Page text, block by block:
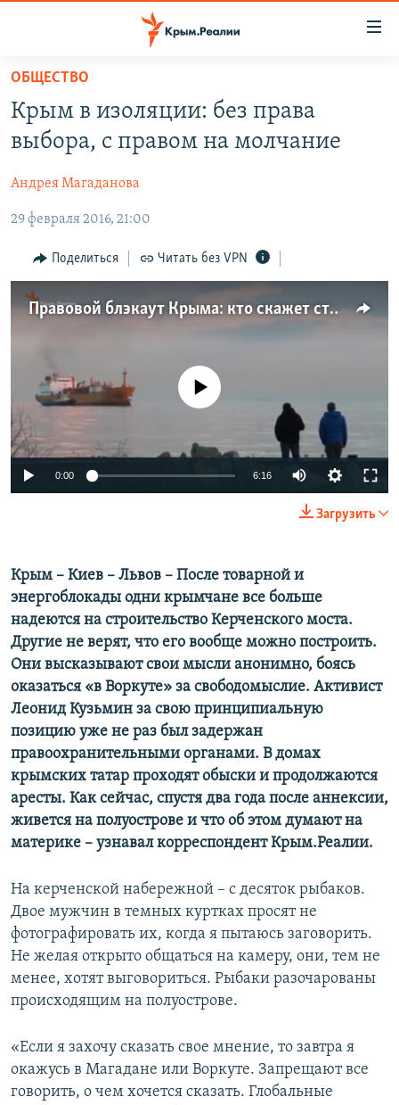
Вернуться
основному
содержанию
навигации
Вернутся
поиску
СПЕЦПРОЕКТЫ
КАРТА ВОЕННЫХ ОБЪЕКТОВ КРЫМА
11 ЛЕТ ОККУПАЦИИ КРЫМА. 11 ИСТОРИЙ СОПРОТИВЛЕНИЯ
ИСТОРИЯ
ЕЩЕ
ИНТЕРАКТИВ
ТЕЛЕПРОЕКТ КРЫМ.РЕАЛИИ
ПРОПАВШИЕ БЕЗ ВЕСТИ
ПОБЕДИТЕЛЕЙ НЕ СУДЯТ?
КРЫМ.НЕПОКОРЕННЫЙ
ELIFBE
РАДІО СВОБОДА
ПРИСОЕДИНЯЙТЕСЬ!
ОБЩЕСТВО
Крым в изоляции: без права
выбора, с правом на молчание
Андрея Магаданова
29 февраля 2016, 21:00
Поделиться Читать без VPN
Правовой блэкаут Крыма: кто скажет стоп (видео)
No media source currently available
0:00 6:16
Загрузить
Крым – Киев – Львов – После товарной и
энергоблокады одни крымчане все больше
надеются на строительство Керченского моста.
Другие не верят, что его вообще можно построить.
Они высказывают свои мысли анонимно, боясь
оказаться «в Воркуте» за свободомыслие. Активист
Леонид Кузьмин за свою принципиальную
позицию уже не раз был задержан
правоохранительными органами. В домах
крымских татар проходят обыски и продолжаются
аресты. Как сейчас, спустя два года после аннексии,
живется на полуострове и что об этом думают на
материке – узнавал корреспондент Крым.Реалии.
На керченской набережной – с десяток рыбаков.
Двое мужчин в темных куртках просят не
фотографировать их, когда я пытаюсь заговорить.
Не желая открыто общаться на камеру, они, тем не
менее, хотят выговориться. Рыбаки разочарованы
происходящим на полуострове.
«Если я захочу сказать свое мнение, то завтра я
окажусь в Магадане или Воркуте. Запрещают все
говорить, о чем хочется сказать. Глобальные